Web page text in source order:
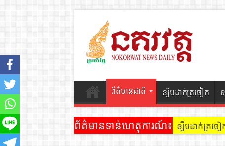
ព័ត៌មានជាតិ ខ្សឹបដាក់ត្រចៀក
ព័ត៌មានទាន់ហេតុការណ៍៖ ខ្សឹបដាក់ត្រច